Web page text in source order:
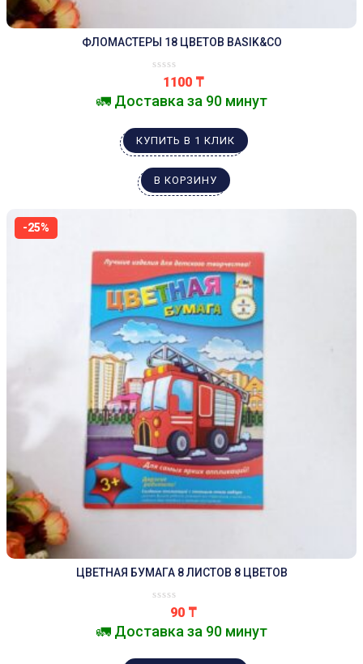
ФЛОМАСТЕРЫ 18 ЦВЕТОВ BASIK&CO
1100 ₸
🚛 Доставка за 90 минут
КУПИТЬ В 1 КЛИК
В КОРЗИНУ
-25%
ЦВЕТНАЯ БУМАГА 8 ЛИСТОВ 8 ЦВЕТОВ
90 ₸
🚛 Доставка за 90 минут